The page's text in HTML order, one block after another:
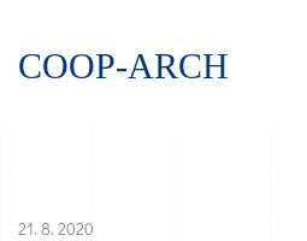
COOP-ARCH
21. 8. 2020